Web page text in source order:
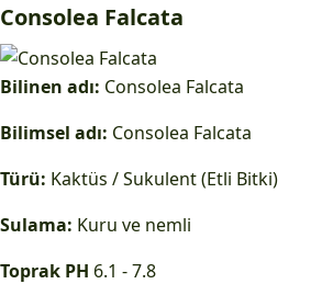
Consolea Falcata
Bilinen adı: Consolea Falcata
Bilimsel adı: Consolea Falcata
Türü: Kaktüs / Sukulent (Etli Bitki)
Sulama: Kuru ve nemli
Toprak PH 6.1 - 7.8